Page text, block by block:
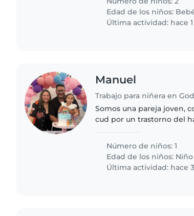
Edad de los niños:
Última actividad: hace
Manuel
Trabajo para niñera en
Somos una pareja joven,
cud por un trastorno del
miércoles en la mañana de
Número de niños: 1
Edad de los niños:
Última actividad: hace